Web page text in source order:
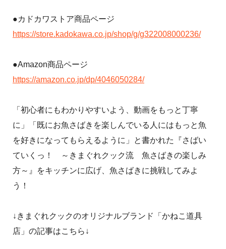
●カドカワストア商品ページ
https://store.kadokawa.co.jp/shop/g/g322008000236/
●Amazon商品ページ
https://amazon.co.jp/dp/4046050284/
「初心者にもわかりやすいよう、動画をもっと丁寧
に」「既にお魚さばきを楽しんでいる人にはもっと魚
を好きになってもらえるように」と書かれた『さばい
ていくっ！ ～きまぐれクック流 魚さばきの楽しみ
方～』をキッチンに広げ、魚さばきに挑戦してみよ
う！
↓きまぐれクックのオリジナルブランド「かねこ道具
店」の記事はこちら↓